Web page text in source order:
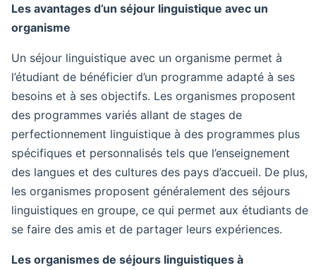
Les avantages d’un séjour linguistique avec un
organisme
Un séjour linguistique avec un organisme permet à
l’étudiant de bénéficier d’un programme adapté à ses
besoins et à ses objectifs. Les organismes proposent
des programmes variés allant de stages de
perfectionnement linguistique à des programmes plus
spécifiques et personnalisés tels que l’enseignement
des langues et des cultures des pays d’accueil. De plus,
les organismes proposent généralement des séjours
linguistiques en groupe, ce qui permet aux étudiants de
se faire des amis et de partager leurs expériences.
Les organismes de séjours linguistiques à